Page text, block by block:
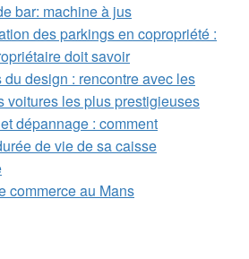
bar: machine à jus
des parkings en copropriété :
doit savoir
design : rencontre avec les
voitures les plus prestigieuses
dépannage : comment
de vie de sa caisse
commerce au Mans